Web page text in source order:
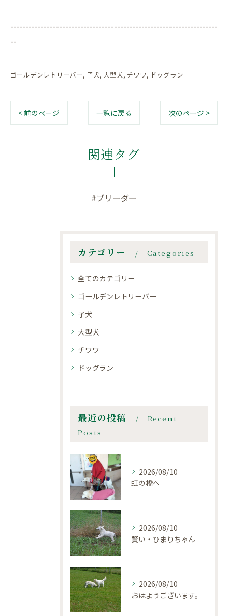
--------------------------------------------------------------------
--
ゴールデンレトリーバー 子犬 大型犬 チワワ ドッグラン
< 前のページ 一覧に戻る 次のページ >
関連タグ
#ブリーダー
カテゴリー Categories
全てのカテゴリー
ゴールデンレトリーバー
子犬
大型犬
チワワ
ドッグラン
最近の投稿
Recent
Posts
2026/08/10
虹の橋へ
2026/08/10
賢い・ひまりちゃん
2026/08/10
おはようございます。